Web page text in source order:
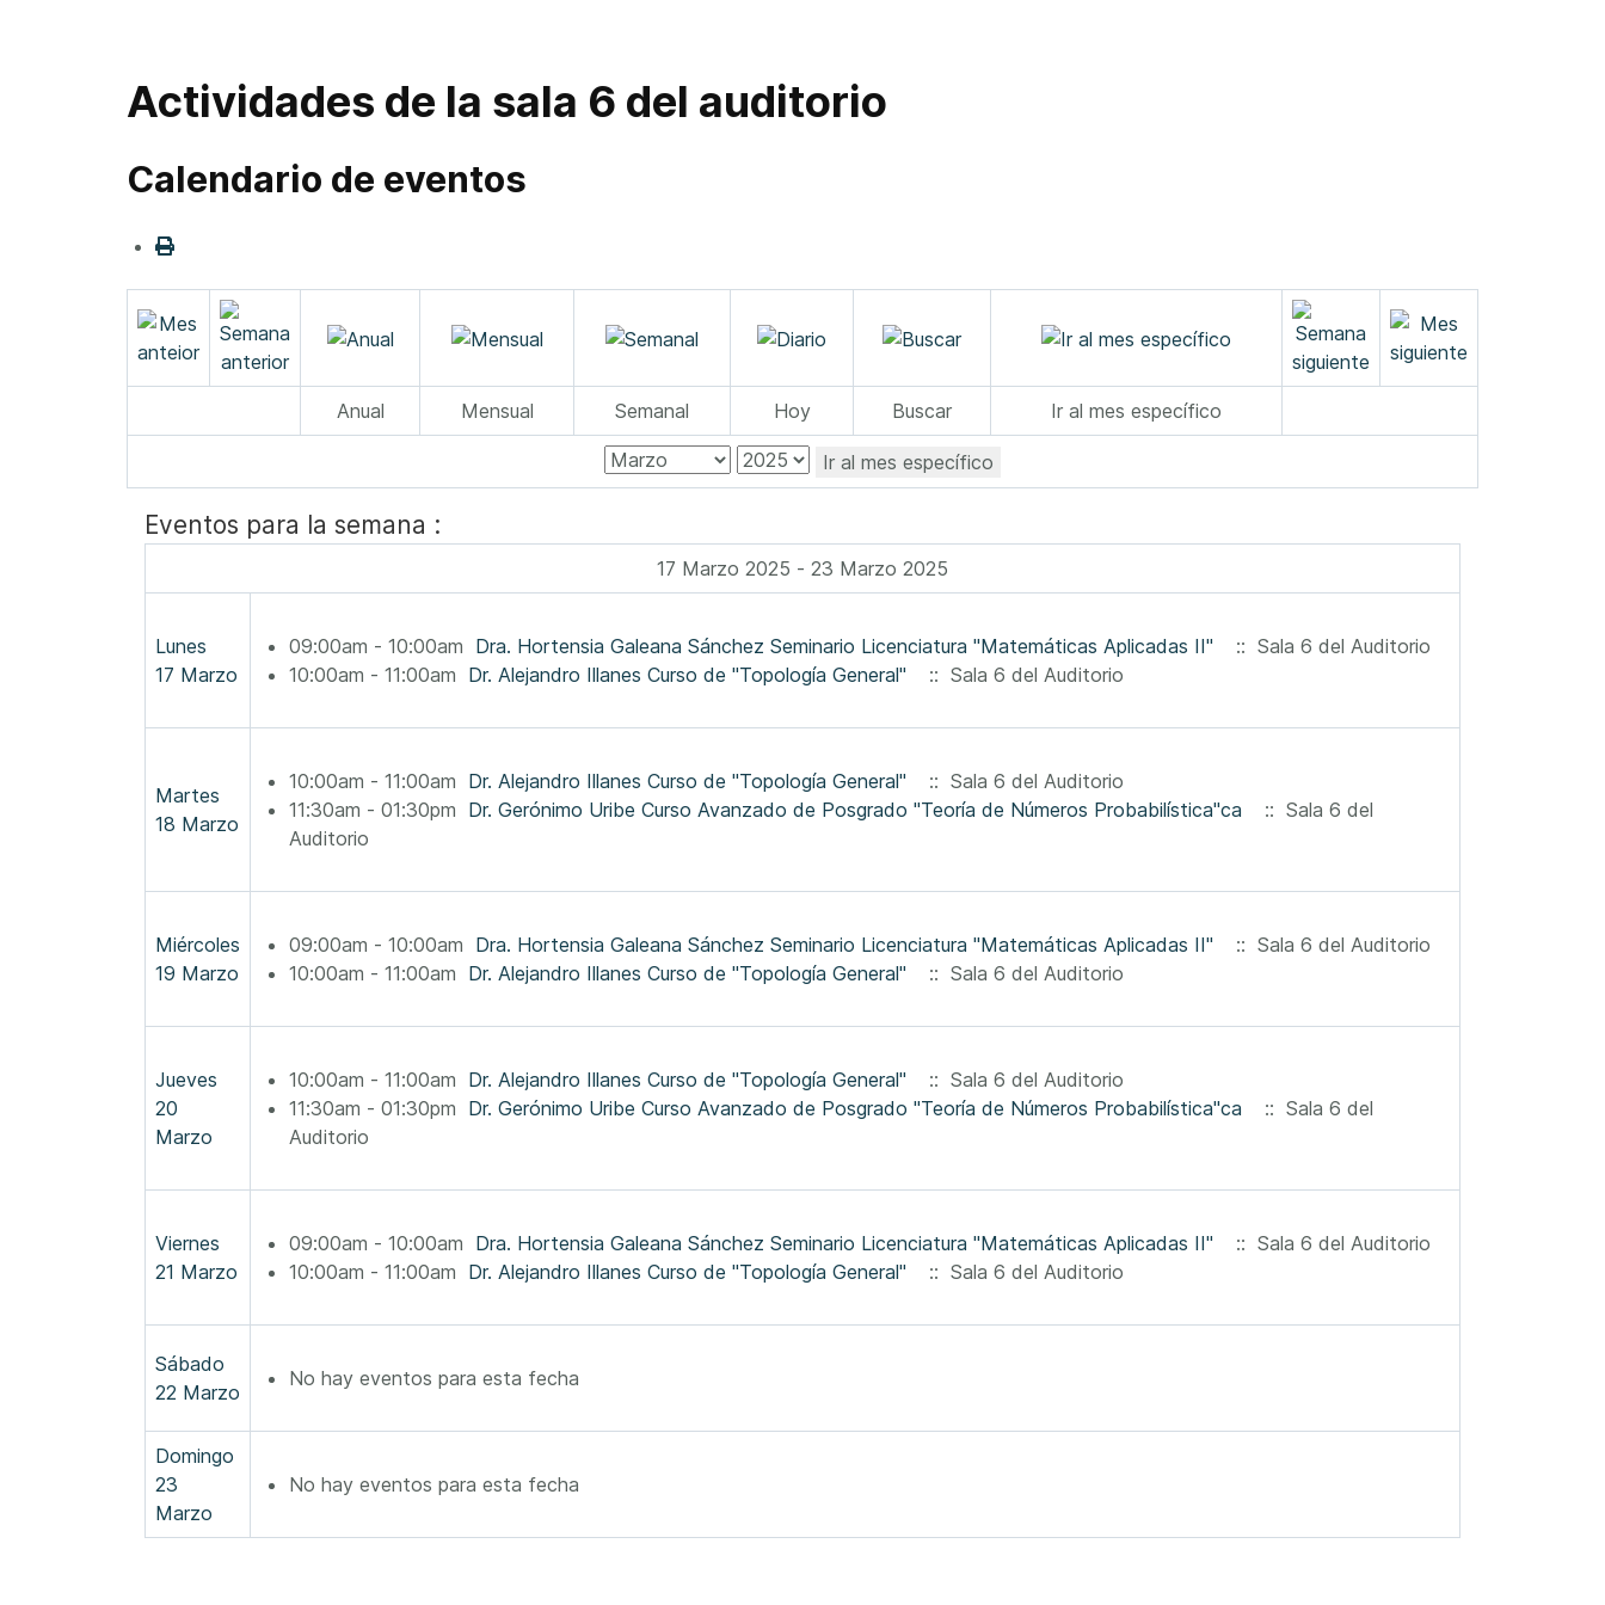
Actividades de la sala 6 del auditorio
Calendario de eventos
Anual Mensual Semanal Hoy Buscar Ir al mes específico
Ir al mes específico
Eventos para la semana :
17 Marzo 2025 - 23 Marzo 2025
Lunes
17 Marzo
09:00am - 10:00am Dra. Hortensia Galeana Sánchez Seminario Licenciatura "Matemáticas Aplicadas II"
:: Sala 6 del Auditorio
10:00am - 11:00am Dr. Alejandro Illanes Curso de "Topología General" :: Sala 6 del Auditorio
Martes
18 Marzo
10:00am - 11:00am Dr. Alejandro Illanes Curso de "Topología General"
:: Sala 6 del Auditorio
11:30am - 01:30pm
Dr. Gerónimo Uribe Curso Avanzado de Posgrado "Teoría de Números Probabilística"ca
:: Sala 6 del
Auditorio
Miércoles
19 Marzo
09:00am - 10:00am Dra. Hortensia Galeana Sánchez Seminario Licenciatura "Matemáticas Aplicadas II"
:: Sala 6 del Auditorio
10:00am - 11:00am Dr. Alejandro Illanes Curso de "Topología General" :: Sala 6 del Auditorio
Jueves
20
Marzo
10:00am - 11:00am Dr. Alejandro Illanes Curso de "Topología General"
:: Sala 6 del Auditorio
11:30am - 01:30pm
Dr. Gerónimo Uribe Curso Avanzado de Posgrado "Teoría de Números Probabilística"ca
:: Sala 6 del
Auditorio
Viernes
21 Marzo
09:00am - 10:00am Dra. Hortensia Galeana Sánchez Seminario Licenciatura "Matemáticas Aplicadas II"
:: Sala 6 del Auditorio
10:00am - 11:00am Dr. Alejandro Illanes Curso de "Topología General" :: Sala 6 del Auditorio
Sábado
22 Marzo
No hay eventos para esta fecha
Domingo
23
Marzo
No hay eventos para esta fecha